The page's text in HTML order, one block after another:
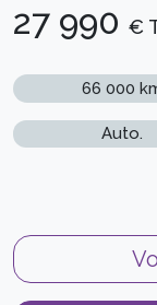
27 990 €
66 000
Auto.